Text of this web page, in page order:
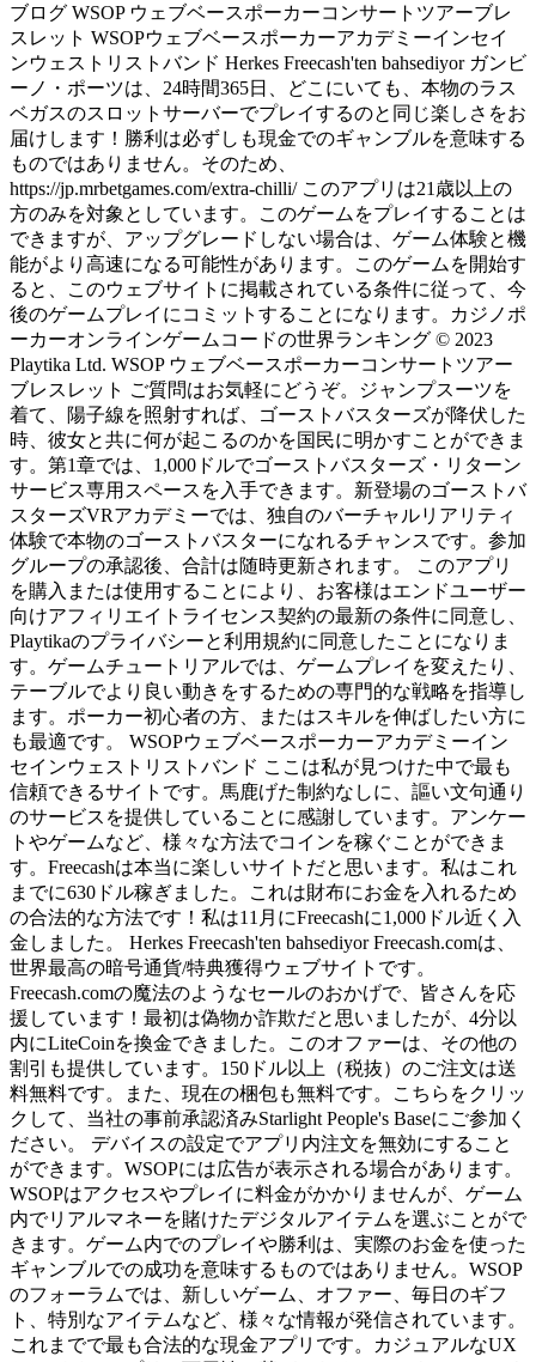
ブログ WSOP ウェブベースポーカーコンサートツアーブレ
スレット WSOPウェブベースポーカーアカデミーインセイ
ンウェストリストバンド Herkes Freecash'ten bahsediyor ガンビ
ーノ・ポーツは、24時間365日、どこにいても、本物のラス
ベガスのスロットサーバーでプレイするのと同じ楽しさをお
届けします！勝利は必ずしも現金でのギャンブルを意味する
ものではありません。そのため、
https://jp.mrbetgames.com/extra-chilli/ このアプリは21歳以上の
方のみを対象としています。このゲームをプレイすることは
できますが、アップグレードしない場合は、ゲーム体験と機
能がより高速になる可能性があります。このゲームを開始す
ると、このウェブサイトに掲載されている条件に従って、今
後のゲームプレイにコミットすることになります。カジノポ
ーカーオンラインゲームコードの世界ランキング © 2023
Playtika Ltd. WSOP ウェブベースポーカーコンサートツアー
ブレスレット ご質問はお気軽にどうぞ。ジャンプスーツを
着て、陽子線を照射すれば、ゴーストバスターズが降伏した
時、彼女と共に何が起こるのかを国民に明かすことができま
す。第1章では、1,000ドルでゴーストバスターズ・リターン
サービス専用スペースを入手できます。新登場のゴーストバ
スターズVRアカデミーでは、独自のバーチャルリアリティ
体験で本物のゴーストバスターになれるチャンスです。参加
グループの承認後、合計は随時更新されます。 このアプリ
を購入または使用することにより、お客様はエンドユーザー
向けアフィリエイトライセンス契約の最新の条件に同意し、
Playtikaのプライバシーと利用規約に同意したことになりま
す。ゲームチュートリアルでは、ゲームプレイを変えたり、
テーブルでより良い動きをするための専門的な戦略を指導し
ます。ポーカー初心者の方、またはスキルを伸ばしたい方に
も最適です。 WSOPウェブベースポーカーアカデミーイン
セインウェストリストバンド ここは私が見つけた中で最も
信頼できるサイトです。馬鹿げた制約なしに、謳い文句通り
のサービスを提供していることに感謝しています。アンケー
トやゲームなど、様々な方法でコインを稼ぐことができま
す。Freecashは本当に楽しいサイトだと思います。私はこれ
までに630ドル稼ぎました。これは財布にお金を入れるため
の合法的な方法です！私は11月にFreecashに1,000ドル近く入
金しました。 Herkes Freecash'ten bahsediyor Freecash.comは、
世界最高の暗号通貨/特典獲得ウェブサイトです。
Freecash.comの魔法のようなセールのおかげで、皆さんを応
援しています！最初は偽物か詐欺だと思いましたが、4分以
内にLiteCoinを換金できました。このオファーは、その他の
割引も提供しています。150ドル以上（税抜）のご注文は送
料無料です。また、現在の梱包も無料です。こちらをクリッ
クして、当社の事前承認済みStarlight People's Baseにご参加く
ださい。 デバイスの設定でアプリ内注文を無効にすること
ができます。WSOPには広告が表示される場合があります。
WSOPはアクセスやプレイに料金がかかりませんが、ゲーム
内でリアルマネーを賭けたデジタルアイテムを選ぶことがで
きます。ゲーム内でのプレイや勝利は、実際のお金を使った
ギャンブルでの成功を意味するものではありません。WSOP
のフォーラムでは、新しいゲーム、オファー、毎日のギフ
ト、特別なアイテムなど、様々な情報が発信されています。
これまでで最も合法的な現金アプリです。カジュアルなUX